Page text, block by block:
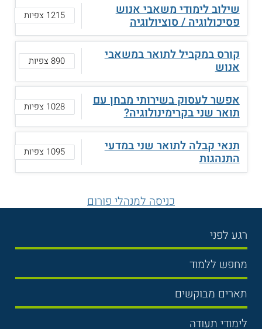
שילוב לימודי משאבי אנוש
פסיכולוגיה / סוציולוגיה 1215 צפיות
קורס במקביל לתואר במשאבי
אנוש 890 צפיות
אפשר לעסוק בשירותי מבחן עם
תואר שני בקרימינולוגיה? 1028 צפיות
תנאי קבלה לתואר שני במדעי
התנהגות 1095 צפיות
כניסה למנהלי פורום
רגע לפני
בחירת לימודים
תנאי קבלה
שכר לימוד
אוניברסיטה
מחפש ללמוד
תואר ראשון
תואר שני
תארים מבוקשים
משפטים
לימודי תעודה